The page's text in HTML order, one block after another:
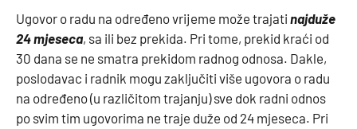
Ugovor o radu na određeno vrijeme može trajati najduže
24 mjeseca, sa ili bez prekida. Pri tome, prekid kraći od
30 dana se ne smatra prekidom radnog odnosa. Dakle,
poslodavac i radnik mogu zaključiti više ugovora o radu
na određeno (u različitom trajanju) sve dok radni odnos
po svim tim ugovorima ne traje duže od 24 mjeseca. Pri